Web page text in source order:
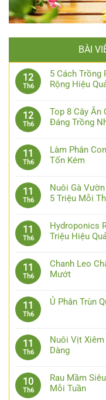
BÀI
12
Th6
5 Cách Trồng
Rộng Hiệu
12
Th6
Top 8 Cây Ăn
Đáng Trồng
11
Th6
Làm Phân
Tốn Kém
11
Th6
Nuôi Gà
5 Triệu Mỗi
11
Th6
Hydroponics
Triệu Hiệu
11
Th6
Chanh Leo
Mướt
11
Th6
Ủ Phân Trùn
11
Th6
Nuôi Vịt Xiêm
Dàng
10
Th6
Rau Mầm
Mỗi Tuần